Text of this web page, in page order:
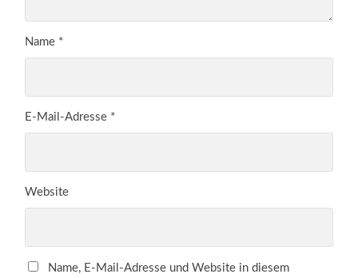
Name *
E-Mail-Adresse *
Website
Name, E-Mail-Adresse und Website in diesem